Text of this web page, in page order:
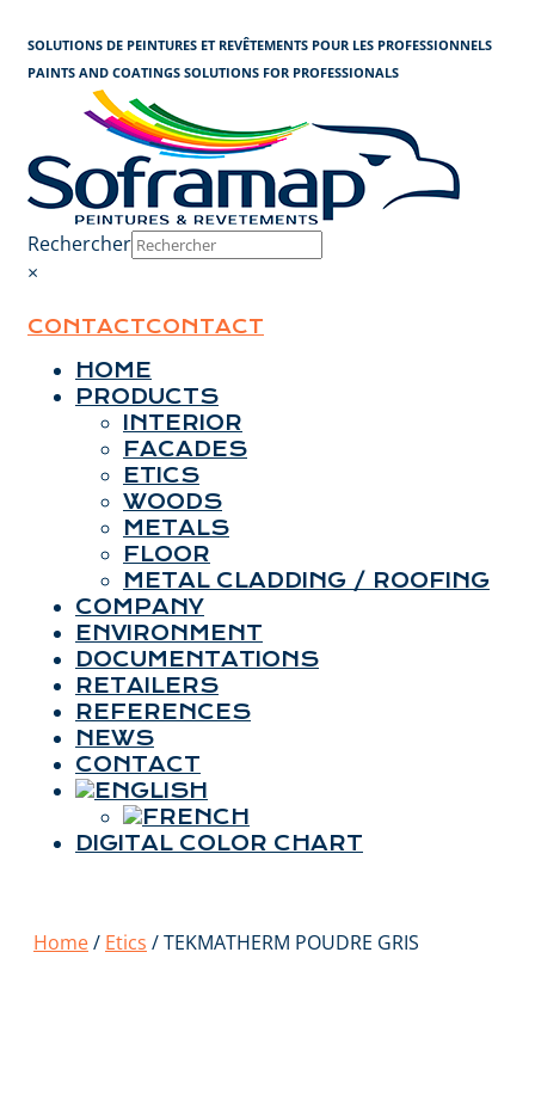
SOLUTIONS DE PEINTURES ET REVÊTEMENTS POUR LES PROFESSIONNELS
PAINTS AND COATINGS SOLUTIONS FOR PROFESSIONALS
Rechercher
×
CONTACTCONTACT
HOME
PRODUCTS
INTERIOR
FACADES
ETICS
WOODS
METALS
FLOOR
METAL CLADDING / ROOFING
COMPANY
ENVIRONMENT
DOCUMENTATIONS
RETAILERS
REFERENCES
NEWS
CONTACT
DIGITAL COLOR CHART
Home/ Etics / TEKMATHERM POUDRE GRIS